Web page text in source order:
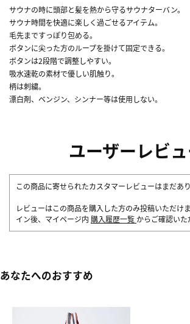
サウナの時に頭部と髪を熱から守るサウナターバン。
サウナ時間を快適に楽しく過ごせるアイテム。
毛先まですっぽり包める。
ボタンに尖った方のループを掛けて固定できる。
ボタンは2段階で調整しやすい。
吸水速乾の素材で優しい肌触り。
柄は刺繍。
漂白剤、ベンジン、シンナー等は使用しない。
ユーザーレビ
この商品に寄せられたカスタマーレビューはまだあり
レビューはこの商品を購入した方のみ投稿いただけ
イン後、マイページ内 購入履歴一覧 からご確認いた
あなたへのおすすめ